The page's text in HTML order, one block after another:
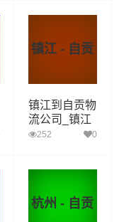
镇江 - 自贡
镇江到自贡物
流公司_镇江
到自贡货运_
252 0
杭州 - 自贡